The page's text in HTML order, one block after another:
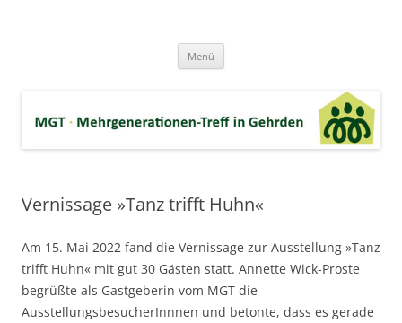
Menü
Vernissage »Tanz trifft Huhn«
Am 15. Mai 2022 fand die Vernissage zur Ausstellung »Tanz
trifft Huhn« mit gut 30 Gästen statt. Annette Wick-Proste
begrüßte als Gastgeberin vom MGT die
AusstellungsbesucherInnnen und betonte, dass es gerade